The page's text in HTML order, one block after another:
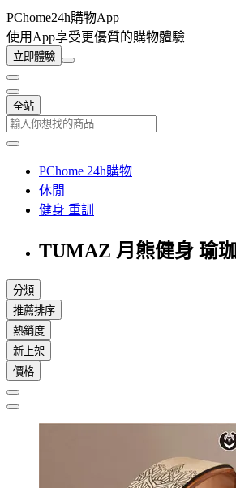
PChome24h購物App
使用App享受更優質的購物體驗
立即體驗
全站
PChome 24h購物
休閒
健身 重訓
TUMAZ 月熊健身 瑜
分類
推薦排序
熱銷度
新上架
價格